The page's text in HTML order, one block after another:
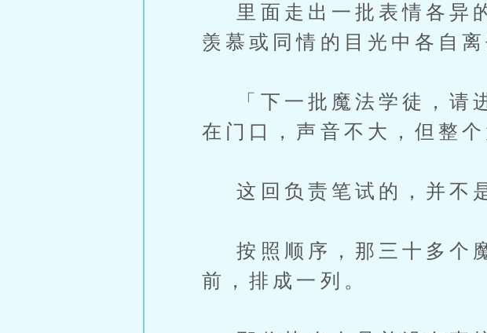
里面走出一批表情各异
羡慕或同情的目光中各自离
「下一批魔法学徒，请
在门口，声音不大，但整
这回负责笔试的，并不
按照顺序，那三十多个
前，排成一列。